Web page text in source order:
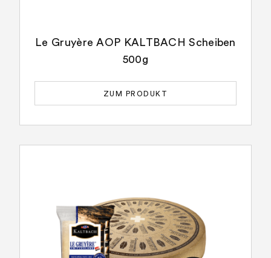
Le Gruyère AOP KALTBACH Scheiben
500g
ZUM PRODUKT